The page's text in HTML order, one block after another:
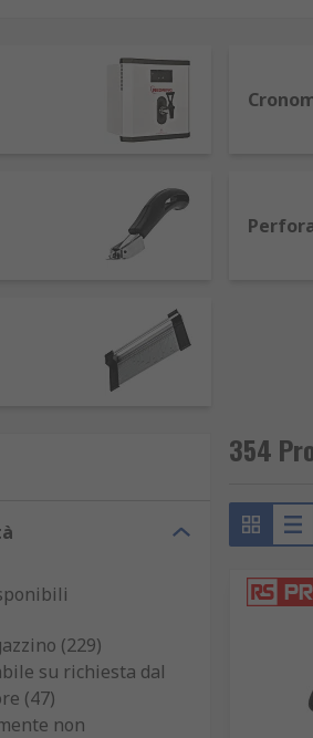
(229)
su richiesta dal
(47)
non
354